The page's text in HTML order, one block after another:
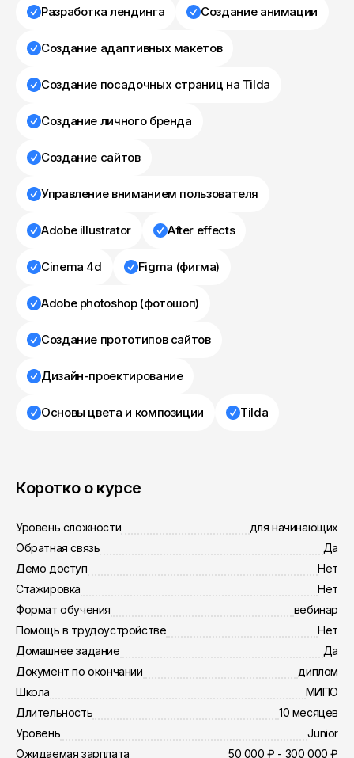
Разработка лендинга Создание анимации
Создание адаптивных макетов
Создание посадочных страниц на Tilda
Создание личного бренда
Создание сайтов
Управление вниманием пользователя
Adobe illustrator After effects
Cinema 4d Figma (фигма)
Adobe photoshop (фотошоп)
Создание прототипов сайтов
Дизайн-проектирование
Основы цвета и композиции Tilda
Коротко о курсе
Уровень сложности
для начинающих
Обратная связь
Да
Демо доступ
Нет
Стажировка
Нет
Формат обучения
вебинар
Помощь в трудоустройстве
Нет
Домашнее задание
Да
Документ по окончании
диплом
Школа
МИПО
Длительность
10 месяцев
Уровень
Junior
Ожидаемая зарплата
50 000 ₽ - 300 000 ₽